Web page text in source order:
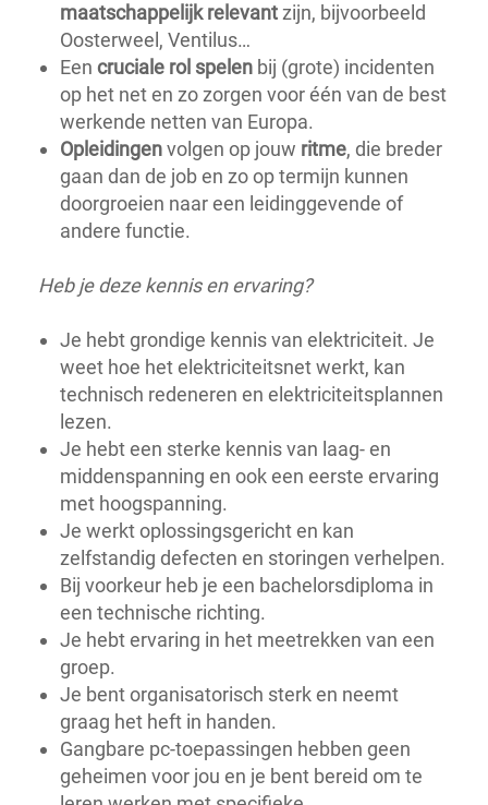
maatschappelijk relevant zijn, bijvoorbeeld
Oosterweel, Ventilus…
Een cruciale rol spelen bij (grote) incidenten
op het net en zo zorgen voor één van de best
werkende netten van Europa.
Opleidingenvolgen op jouw ritme, die breder
gaan dan de job en zo op termijn kunnen
doorgroeien naar een leidinggevende of
andere functie.
Heb je deze kennis en ervaring?
Je hebt grondige kennis van elektriciteit. Je
weet hoe het elektriciteitsnet werkt, kan
technisch redeneren en elektriciteitsplannen
lezen.
Je hebt een sterke kennis van laag- en
middenspanning en ook een eerste ervaring
met hoogspanning.
Je werkt oplossingsgericht en kan
zelfstandig defecten en storingen verhelpen.
Bij voorkeur heb je een bachelorsdiploma in
een technische richting.
Je hebt ervaring in het meetrekken van een
groep.
Je bent organisatorisch sterk en neemt
graag het heft in handen.
Gangbare pc-toepassingen hebben geen
geheimen voor jou en je bent bereid om te